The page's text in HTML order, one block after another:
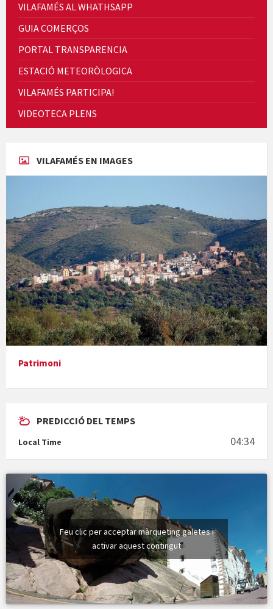
Quintà Culroja
Cicle de Cine i Dones rurals
Concerts al Museu
Presentació del llibre &quot;La mare&quot;, d'Emma Zafon
En Bum
Vermuts a la Font. Hit parit
VILAFAMÉS AL WHATHSAPP
GUIA COMERÇOS
PORTAL TRANSPARENCIA
ESTACIÓ METEORÒLOGICA
VILAFAMÉS PARTICIPA!
VIDEOTECA PLENS
VILAFAMÉS EN IMAGES
Patrimoni
PREDICCIÓ DEL TEMPS
Local Time 04:34
Feu clic per acceptar màrqueting galetes i
activar aquest contingut